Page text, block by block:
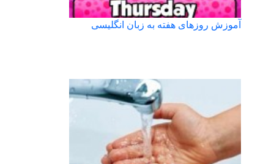
آموزش روزهای هفته به زبان انگلیسی